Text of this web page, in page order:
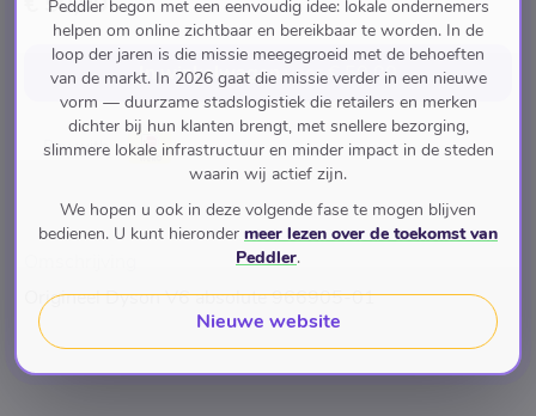
In winkelwagen voor € 50,00
Pay with
Origineel Dyson V6 absolute 966905-01
Peddler begon met een eenvoudig idee: lokale ondernemers
helpen om online zichtbaar en bereikbaar te worden. In de
loop der jaren is die missie meegegroeid met de behoeften
van de markt. In 2026 gaat die missie verder in een nieuwe
vorm — duurzame stadslogistiek die retailers en merken
dichter bij hun klanten brengt, met snellere bezorging,
slimmere lokale infrastructuur en minder impact in de steden
waarin wij actief zijn.
We hopen u ook in deze volgende fase te mogen blijven
bedienen. U kunt hieronder meer lezen over de toekomst van
Peddler.
Nieuwe website